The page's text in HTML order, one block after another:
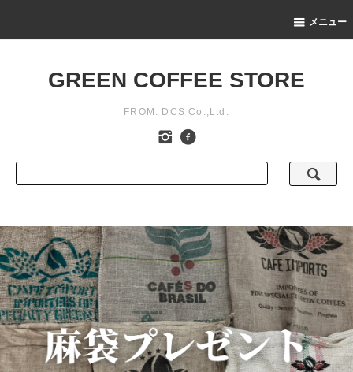
メニュー
GREEN COFFEE STORE
FROM: DCS Co.,Ltd.